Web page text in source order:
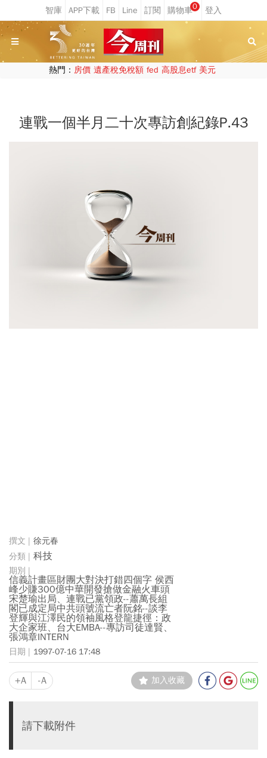
0
熱門： 房價 遺產稅免稅額 fed 高股息etf 美元
連戰一個半月二十次專訪創紀錄P.43
徐元春
科技
信義計畫區財團大對決打錯四個字 侯西
峰少賺300億中華開發搶做金融火車頭
宋楚瑜出局、連戰已黨領政--蕭萬長組
閣已成定局中共頭號流亡者阮銘--談李
登輝與江澤民的領袖風格登龍捷徑：政
大企家班、台大EMBA--專訪司徒達賢、
張鴻章INTERN
1997-07-16 17:48
+A -A 加入收藏
請下載附件